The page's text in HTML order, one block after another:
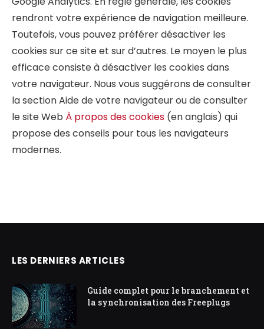
rendront votre expérience de navigation meilleure.
Toutefois, vous pouvez préférer désactiver les
cookies sur ce site et sur d’autres. Le moyen le plus
efficace consiste à désactiver les cookies dans
votre navigateur. Nous vous suggérons de consulter
la section Aide de votre navigateur ou de consulter
le site Web À propos des cookies (en anglais) qui
propose des conseils pour tous les navigateurs
modernes.
LES DERNIERS ARTICLES
Guide complet pour le branchement et
la synchronisation des Freeplugs